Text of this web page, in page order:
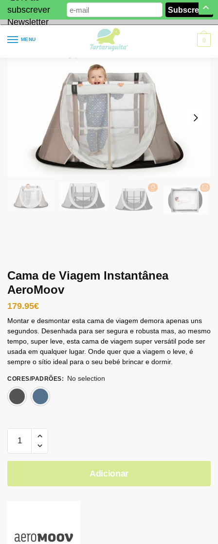
subscrever
Newsletter
MENU 0
Cama de Viagem Instantânea
AeroMoov
179.95€
Montar e desmontar esta cama de viagem demora apenas uns
segundos. Desenhada para ser segura e robusta mas, ao mesmo
tempo, super leve, esta cama de viagem super versátil pode ser
usada em qualquer lugar. Onde quer que a viagem o leve, é
sempre o sítio ideal para o seu bebé brincar e dormir.
CORES/PADRÕES:
No selection
Adicionar